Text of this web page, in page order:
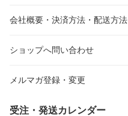
会社概要・決済方法・配送方法
ショップへ問い合わせ
メルマガ登録・変更
受注・発送カレンダー